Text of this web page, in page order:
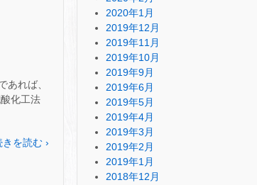
あれば、
化工法
きを読む ›
2020年1月
2019年12月
2019年11月
2019年10月
2019年9月
2019年6月
2019年5月
2019年4月
2019年3月
2019年2月
2019年1月
2018年12月